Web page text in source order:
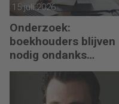
15 juli 2026
Onderzoek:
boekhouders blijven
nodig ondanks
boekhoudsoftware